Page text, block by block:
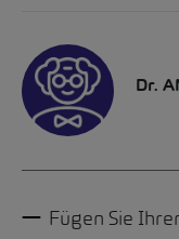
Dr.
Fügen Sie